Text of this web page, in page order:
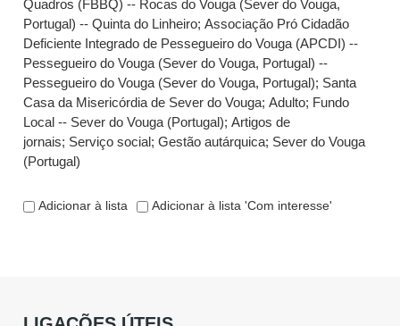
Quadros (FBBQ) -- Rocas do Vouga (Sever do Vouga,
Portugal) -- Quinta do Linheiro;Associação Pró Cidadão
Deficiente Integrado de Pessegueiro do Vouga (APCDI) --
Pessegueiro do Vouga (Sever do Vouga, Portugal) --
Pessegueiro do Vouga (Sever do Vouga, Portugal); Santa
Casa da Misericórdia de Sever do Vouga;Adulto; Fundo
Local -- Sever do Vouga (Portugal);Artigos de
jornais; Serviço social;Gestão autárquica; Sever do Vouga
(Portugal)
Adicionar à lista Adicionar à lista 'Com interesse'